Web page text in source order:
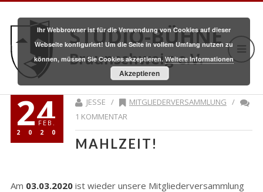
STUDIO-BÜHNE
Braunschweig e.V.
24
FEB.
2020
JESSE / MITGLIEDERVERSAMMLUNG /
1 KOMMENTAR
MAHLZEIT!
Am 03.03.2020ist wieder unsere Mitgliederversammlung
Ihr Webbrowser ist für die Verwendung von Cookies auf dieser
Webseite konfiguriert! Um die Seite in vollem Umfang nutzen zu
können, müssen Sie Cookies akzeptieren. Weitere Informationen
Akzeptieren